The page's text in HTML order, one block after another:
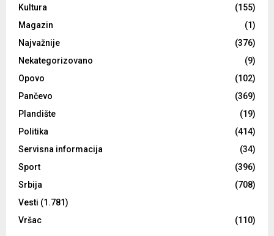
Kultura
(155)
Magazin
(1)
Najvažnije
(376)
Nekategorizovano
(9)
Opovo
(102)
Pančevo
(369)
Plandište
(19)
Politika
(414)
Servisna informacija
(34)
Sport
(396)
Srbija
(708)
Vesti (1.781)
Vršac
(110)